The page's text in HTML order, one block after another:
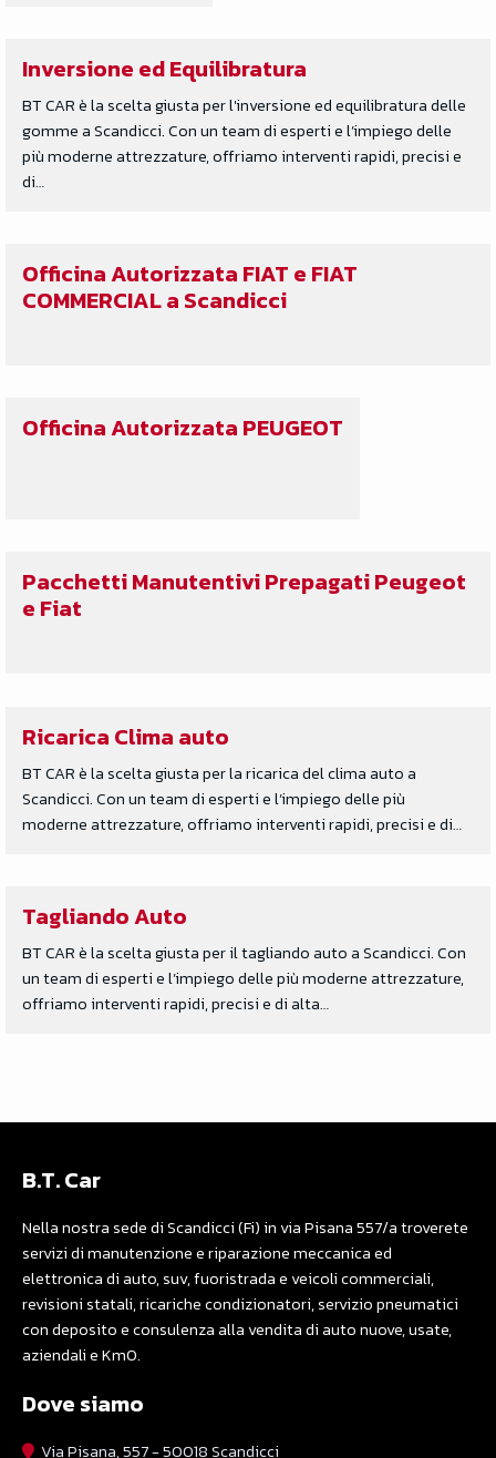
Inversione ed Equilibratura
BT CAR è la scelta giusta per l'inversione ed equilibratura delle
gomme a Scandicci. Con un team di esperti e l’impiego delle
più moderne attrezzature, offriamo interventi rapidi, precisi e
di…
Officina Autorizzata FIAT e FIAT
COMMERCIAL a Scandicci
Officina Autorizzata PEUGEOT
Pacchetti Manutentivi Prepagati Peugeot
e Fiat
Ricarica Clima auto
BT CAR è la scelta giusta per la ricarica del clima auto a
Scandicci. Con un team di esperti e l’impiego delle più
moderne attrezzature, offriamo interventi rapidi, precisi e di…
Tagliando Auto
BT CAR è la scelta giusta per il tagliando auto a Scandicci. Con
un team di esperti e l’impiego delle più moderne attrezzature,
offriamo interventi rapidi, precisi e di alta…
B.T. Car
Nella nostra sede di Scandicci (Fi) in via Pisana 557/a troverete
servizi di manutenzione e riparazione meccanica ed
elettronica di auto, suv, fuoristrada e veicoli commerciali,
revisioni statali, ricariche condizionatori, servizio pneumatici
con deposito e consulenza alla vendita di auto nuove, usate,
aziendali e Km0.
Dove siamo
Via Pisana, 557 - 50018 Scandicci